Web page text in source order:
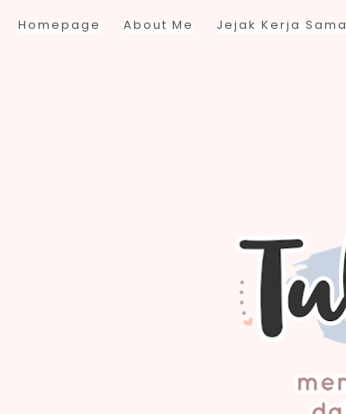
Homepage About Me Jejak Kerja Sama